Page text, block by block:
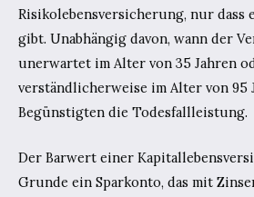
Risikolebensversicherung, nur dass
gibt. Unabhängig davon, wann der
unerwartet im Alter von 35 Jahren
verständlicherweise im Alter von 95
Begünstigten die Todesfallleistung.
Der Barwert einer
Grunde ein Sparkonto, das mit